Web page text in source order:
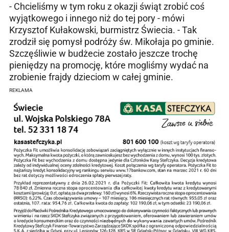
- Chcieliśmy w tym roku z okazji świąt zrobić coś
wyjątkowego i innego niż do tej pory - mówi
Krzysztof Kułakowski, burmistrz Świecia. - Tak
zrodził się pomysł podróży św. Mikołaja po gminie.
Szczęśliwie w budżecie zostało jeszcze trochę
pieniędzy na promocję, które mogliśmy wydać na
zrobienie frajdy dzieciom w całej gminie.
REKLAMA